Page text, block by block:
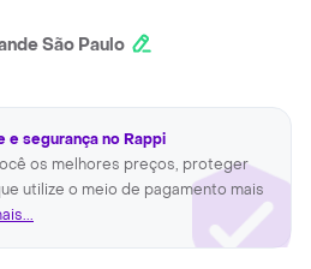
São Paulo
e segurança no Rappi
os melhores preços, proteger
utilize o meio de pagamento mais